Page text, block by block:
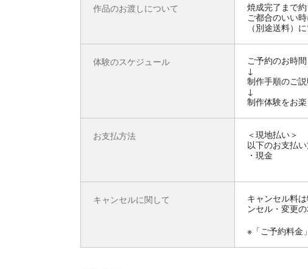
作品のお渡しについて
焼成完了まで約
ご都合のいい
（別途送料）
体験のスケジュール
ご予約のお時
↓
制作手順のご説
↓
制作体験をお楽
お支払方法
＜現地払い＞
以下のお支払
・現金
キャンセルに関して
キャンセル料
ンセル・変更
※「ご予約料金